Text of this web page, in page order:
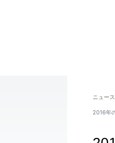
ニュー
2016年